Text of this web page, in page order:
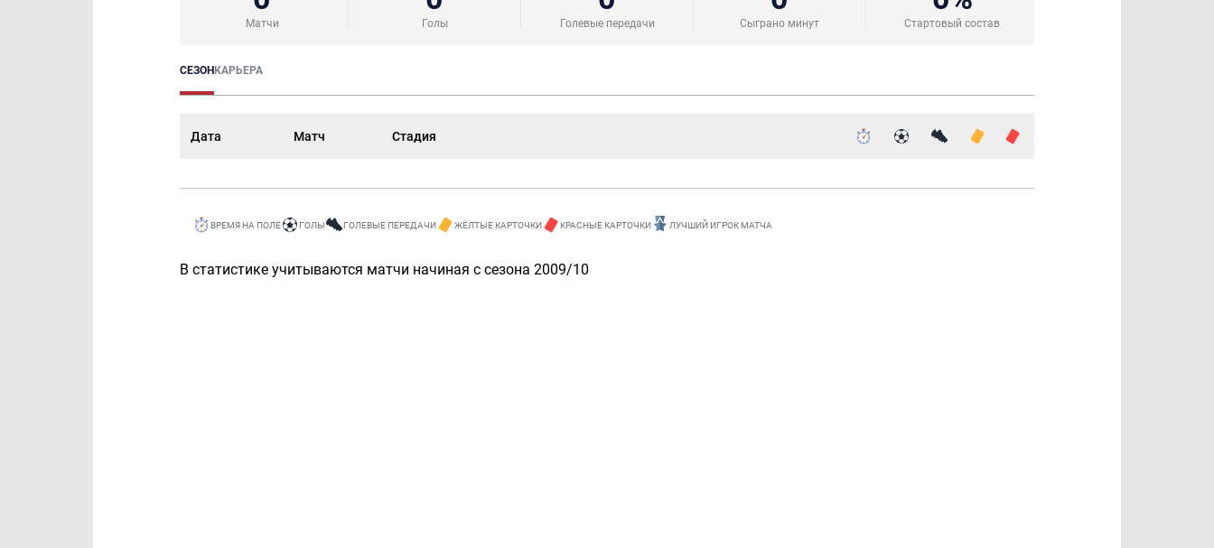
Матчи Голы Голевые передачи Сыграно минут Стартовый состав
СЕЗОНКАРЬЕРА
Дата Матч Стадия
ВРЕМЯ НА ПОЛЕ ГОЛЫ ГОЛЕВЫЕ ПЕРЕДАЧИ ЖЁЛТЫЕ КАРТОЧКИ КРАСНЫЕ КАРТОЧКИ ЛУЧШИЙ ИГРОК МАТЧА
В статистике учитываются матчи начиная с сезона 2009/10